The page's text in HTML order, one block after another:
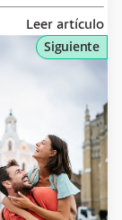
Siguiente
Leer artículo